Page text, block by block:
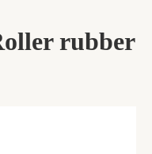
rubber